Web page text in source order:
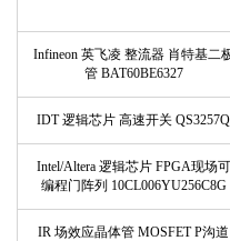
Infineon 英飞凌 整流器 肖特基二
管 BAT60BE6327
IDT 逻辑芯片 高速开关 QS3257Q
Intel/Altera 逻辑芯片 FPGA现场可
编程门阵列 10CL006YU256C8G
IR 场效应晶体管 MOSFET P沟道